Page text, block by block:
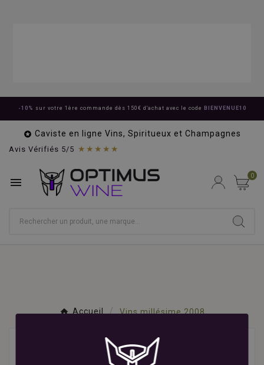
-10% sur votre 1ère commande dès 150€ d'achat avec le code BIENVENUE10
 Caviste en ligne Vins, Spiritueux et Champagnes
Avis Vérifiés 5/5 ★★★★★
 0
Accueil Vins millésime 2008